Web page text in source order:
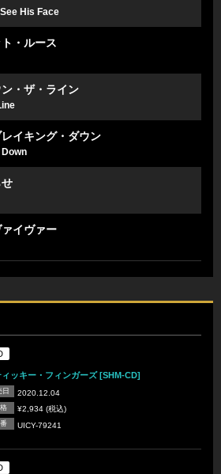
See His Face
・ルース
・ザ・ライン
イキング・ダウン
イヴァー
ィッキー・フィンガーズ [SHM-CD]
日 2020.12.04
¥2,934 (税込)
UICY-79241